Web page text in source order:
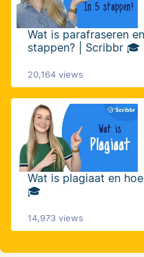
Wat is parafraseren
stappen? | Scribbr 🎓
20,164 views
Wat is plagiaat en
🎓
14,973 views